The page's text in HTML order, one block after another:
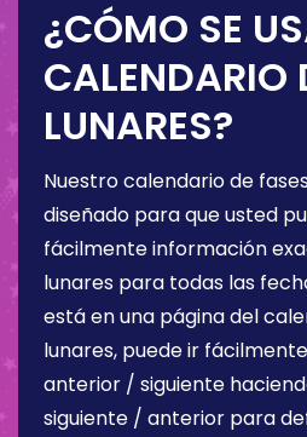
¿CÓMO SE
CALENDARIO
LUNARES?
Nuestro calendario de
diseñado para que usted
fácilmente información
lunares para todas las
está en una página del
lunares, puede ir
anterior / siguiente
siguiente / anterior para